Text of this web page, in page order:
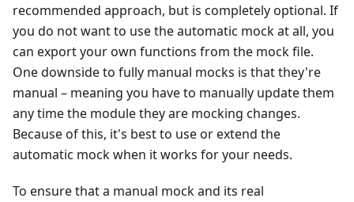
recommended approach, but is completely optional. If
you do not want to use the automatic mock at all, you
can export your own functions from the mock file.
One downside to fully manual mocks is that they're
manual – meaning you have to manually update them
any time the module they are mocking changes.
Because of this, it's best to use or extend the
automatic mock when it works for your needs.
To ensure that a manual mock and its real